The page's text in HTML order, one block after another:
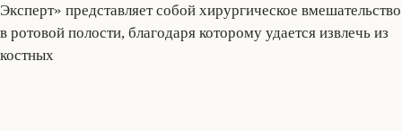
Эксперт» представляет собой хирургическое вмешательство
в ротовой полости, благодаря которому удается извлечь из
костных